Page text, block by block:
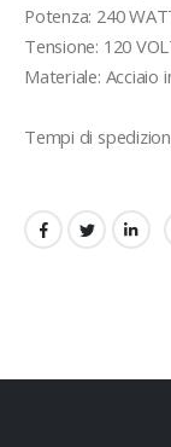
Potenza: 240
Tensione: 120
Materiale: Acciaio
Tempi di